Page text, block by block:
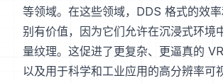
等领域。在这些领域，DDS 格式的效
别有价值，因为它们允许在沉浸式环境
量纹理。这促进了更复杂、更逼真的
以及用于科学和工业应用的高分辨率可